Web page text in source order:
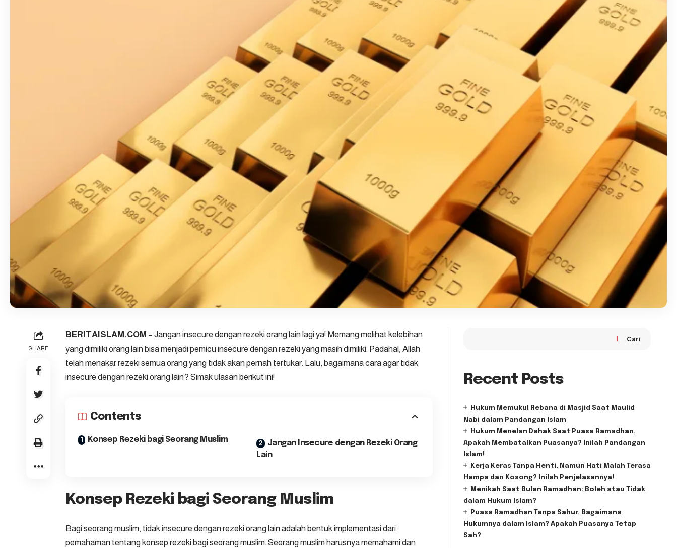
SHARE
BERITAISLAM.COM – Jangan insecure dengan rezeki orang lain lagi ya! Memang melihat kelebihan
yang dimiliki orang lain bisa menjadi pemicu insecure dengan rezeki yang masih dimiliki. Padahal, Allah
telah menakar rezeki semua orang yang tidak akan pernah tertukar. Lalu, bagaimana cara agar tidak
insecure dengan rezeki orang lain? Simak ulasan berikut ini!
Contents
Konsep Rezeki bagi Seorang Muslim
Jangan Insecure dengan Rezeki Orang
Lain
Konsep Rezeki bagi Seorang Muslim
Bagi seorang muslim, tidakinsecure dengan rezeki orang lainadalah bentuk implementasi dari
pemahaman tentang konsep rezeki bagi seorang muslim. Seorang muslim harusnya memahami dan
Cari
Recent Posts
Hukum Memukul Rebana di Masjid Saat Maulid
Nabi dalam Pandangan Islam
Hukum Menelan Dahak Saat Puasa Ramadhan,
Apakah Membatalkan Puasanya? Inilah Pandangan
Islam!
Kerja Keras Tanpa Henti, Namun Hati Malah Terasa
Hampa dan Kosong? Inilah Penjelasannya!
Menikah Saat Bulan Ramadhan: Boleh atau Tidak
dalam Hukum Islam?
Puasa Ramadhan Tanpa Sahur, Bagaimana
Hukumnya dalam Islam? Apakah Puasanya Tetap
Sah?